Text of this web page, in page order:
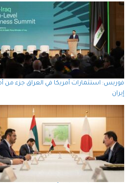
فوربس: استثمارات أمريكا في العراق جزء من
إيران